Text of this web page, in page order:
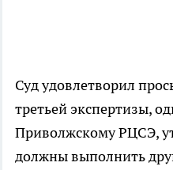
Суд удовлетворил
третьей экспертизы,
Приволжскому РЦСЭ,
должны выполнить